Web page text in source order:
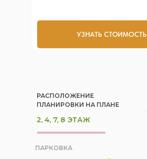
УЗНАТЬ СТОИМОСТЬ
РАСПОЛОЖЕНИЕ
ПЛАНИРОВКИ НА ПЛАНЕ
2, 4, 7, 8 ЭТАЖ
ПАРКОВКА